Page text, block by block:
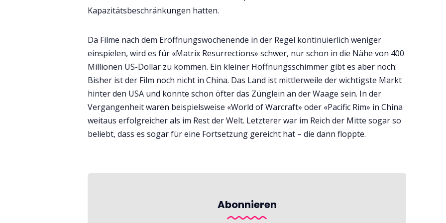
Kapazitätsbeschränkungen hatten.
Da Filme nach dem Eröffnungswochenende in der Regel kontinuierlich weniger
einspielen, wird es für «Matrix Resurrections» schwer, nur schon in die Nähe von 400
Millionen US-Dollar zu kommen. Ein kleiner Hoffnungsschimmer gibt es aber noch:
Bisher ist der Film noch nicht in China. Das Land ist mittlerweile der wichtigste Markt
hinter den USA und konnte schon öfter das Zünglein an der Waage sein. In der
Vergangenheit waren beispielsweise «World of Warcraft» oder «Pacific Rim» in China
weitaus erfolgreicher als im Rest der Welt. Letzterer war im Reich der Mitte sogar so
beliebt, dass es sogar für eine Fortsetzung gereicht hat – die dann floppte.
Abonnieren